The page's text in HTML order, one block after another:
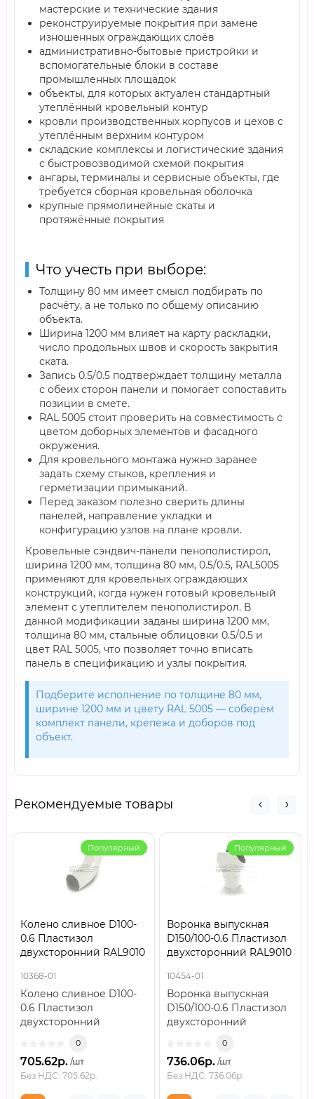
мастерские и технические здания
реконструируемые покрытия при замене
изношенных ограждающих слоёв
административно-бытовые пристройки и
вспомогательные блоки в составе
промышленных площадок
объекты, для которых актуален стандартный
утеплённый кровельный контур
кровли производственных корпусов и цехов с
утеплённым верхним контуром
складские комплексы и логистические здания
с быстровозводимой схемой покрытия
ангары, терминалы и сервисные объекты, где
требуется сборная кровельная оболочка
крупные прямолинейные скаты и
протяжённые покрытия
Что учесть при выборе:
Толщину 80 мм имеет смысл подбирать по
расчёту, а не только по общему описанию
объекта.
Ширина 1200 мм влияет на карту раскладки,
число продольных швов и скорость закрытия
ската.
Запись 0.5/0.5 подтверждает толщину металла
с обеих сторон панели и помогает сопоставить
позиции в смете.
RAL 5005 стоит проверить на совместимость с
цветом доборных элементов и фасадного
окружения.
Для кровельного монтажа нужно заранее
задать схему стыков, крепления и
герметизации примыканий.
Перед заказом полезно сверить длины
панелей, направление укладки и
конфигурацию узлов на плане кровли.
Кровельные сэндвич-панели пенополистирол,
ширина 1200 мм, толщина 80 мм, 0.5/0.5, RAL5005
применяют для кровельных ограждающих
конструкций, когда нужен готовый кровельный
элемент с утеплителем пенополистирол. В
данной модификации заданы ширина 1200 мм,
толщина 80 мм, стальные облицовки 0.5/0.5 и
цвет RAL 5005, что позволяет точно вписать
панель в спецификацию и узлы покрытия.
Подберите исполнение по толщине 80 мм,
ширине 1200 мм и цвету RAL 5005 — соберём
комплект панели, крепежа и доборов под
объект.
Рекомендуемые товары
Популярный
Колено сливное D100-
0.6 Пластизол
двухсторонний RAL9010
10368-01
Колено сливное D100-
0.6 Пластизол
двухсторонний
0
705.62р. /шт
Без НДС: 705.62р.
Популярный
Воронка выпускная
D150/100-0.6 Пластизол
двухсторонний RAL9010
10454-01
Воронка выпускная
D150/100-0.6 Пластизол
двухсторонний
0
736.06р. /шт
Без НДС: 736.06р.